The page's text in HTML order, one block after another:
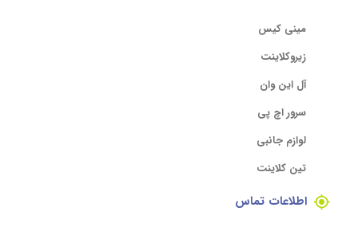
مینی کیس
زیروکلاینت
آل این وان
سرور اچ پی
لوازم جانبی
تین کلاینت
اطلاعات تماس